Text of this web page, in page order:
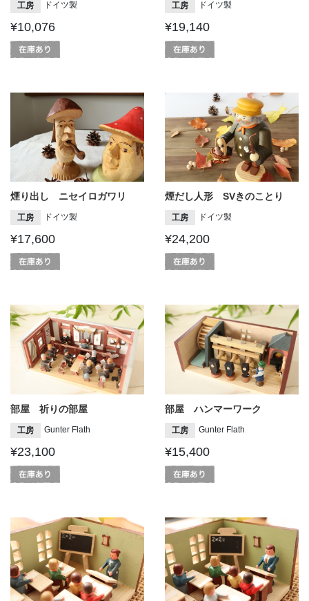
工房 ドイツ製
¥10,076
工房 ドイツ製
¥19,140
煙り出し ニセイロガワリ
工房 ドイツ製
¥17,600
煙だし人形 SVきのことり
工房 ドイツ製
¥24,200
部屋 祈りの部屋
工房 Gunter Flath
¥23,100
部屋 ハンマーワーク
工房 Gunter Flath
¥15,400